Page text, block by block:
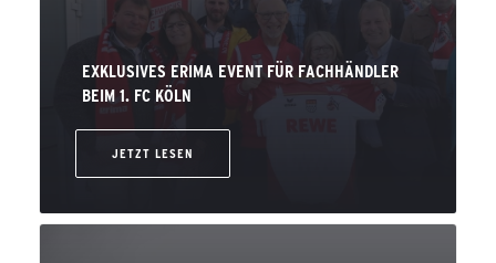
EXKLUSIVES ERIMA EVENT FÜR FACHHÄNDLER
BEIM 1. FC KÖLN
JETZT LESEN